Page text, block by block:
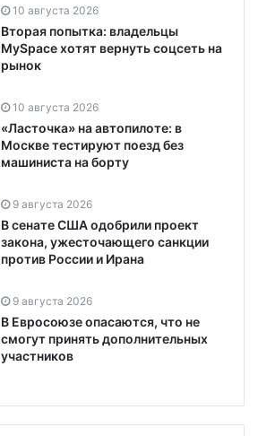
10 августа 2026
Вторая попытка: владельцы
MySpace хотят вернуть соцсеть на
рынок
10 августа 2026
«Ласточка» на автопилоте: в
Москве тестируют поезд без
машиниста на борту
9 августа 2026
В сенате США одобрили проект
закона, ужесточающего санкции
против России и Ирана
9 августа 2026
В Евросоюзе опасаются, что не
смогут принять дополнительных
участников